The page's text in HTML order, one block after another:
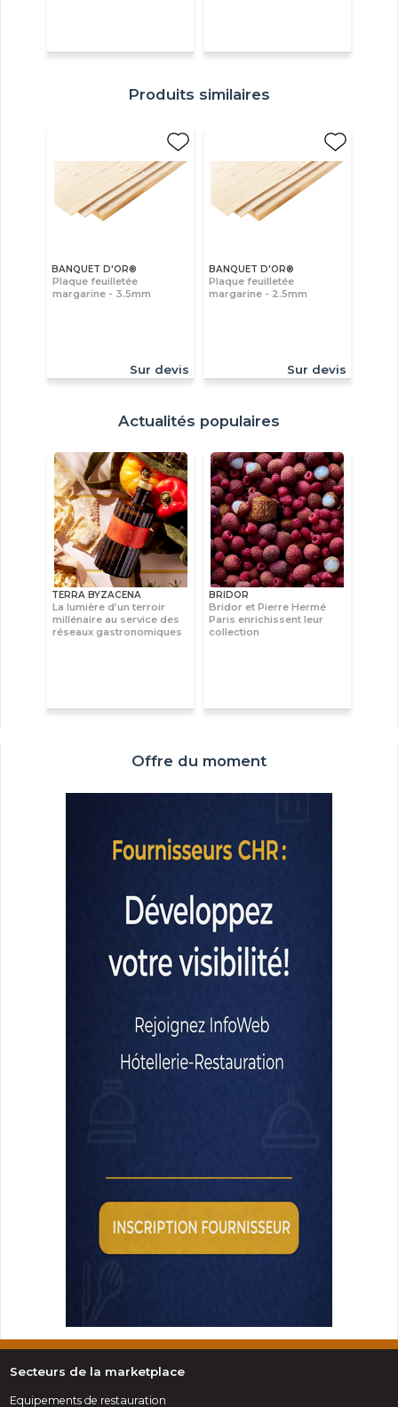
Produits similaires
BANQUET D'OR®
Plaque feuilletée
margarine - 3.5mm
Sur devis
BANQUET D'OR®
Plaque feuilletée
margarine - 2.5mm
Sur devis
Actualités populaires
TERRA BYZACENA
La lumière d’un terroir
millénaire au service des
réseaux gastronomiques
BRIDOR
Bridor et Pierre Hermé
Paris enrichissent leur
collection
Offre du moment
Secteurs de la marketplace
Equipements de restauration